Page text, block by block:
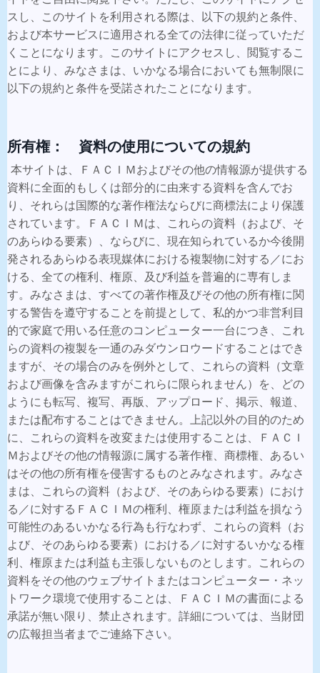
スし、このサイトを利用される際は、以下の規約と条件、
および本サービスに適用される全ての法律に従っていただ
くことになります。このサイトにアクセスし、閲覧するこ
とにより、みなさまは、いかなる場合においても無制限に
以下の規約と条件を受諾されたことになります。
所有権： 資料の使用についての規約
本サイトは、ＦＡＣＩＭおよびその他の情報源が提供する
資料に全面的もしくは部分的に由来する資料を含んでお
り、それらは国際的な著作権法ならびに商標法により保護
されています。ＦＡＣＩＭは、これらの資料（および、そ
のあらゆる要素）、ならびに、現在知られているか今後開
発されるあらゆる表現媒体における複製物に対する／にお
ける、全ての権利、権原、及び利益を普遍的に専有しま
す。みなさまは、すべての著作権及びその他の所有権に関
する警告を遵守することを前提として、私的かつ非営利目
的で家庭で用いる任意のコンピューター一台につき、これ
らの資料の複製を一通のみダウンロウードすることはでき
ますが、その場合のみを例外として、これらの資料（文章
および画像を含みますがこれらに限られません）を、どの
ようにも転写、複写、再版、アップロード、掲示、報道、
または配布することはできません。上記以外の目的のため
に、これらの資料を改変または使用することは、ＦＡＣＩ
Ｍおよびその他の情報源に属する著作権、商標権、あるい
はその他の所有権を侵害するものとみなされます。みなさ
まは、これらの資料（および、そのあらゆる要素）におけ
る／に対するＦＡＣＩＭの権利、権原または利益を損なう
可能性のあるいかなる行為も行なわず、これらの資料（お
よび、そのあらゆる要素）における／に対するいかなる権
利、権原または利益も主張しないものとします。これらの
資料をその他のウェブサイトまたはコンピューター・ネッ
トワーク環境で使用することは、ＦＡＣＩＭの書面による
承諾が無い限り、禁止されます。詳細については、当財団
の広報担当者までご連絡下さい。